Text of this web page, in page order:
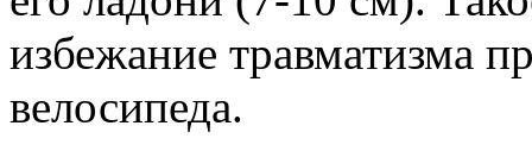
избежание травматизма
велосипеда.